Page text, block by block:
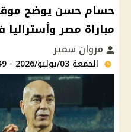
حسام حسن يوضح
مباراة مصر
مروان سمير
الجمعة 03/يوليو/2026 - 10:49 ص